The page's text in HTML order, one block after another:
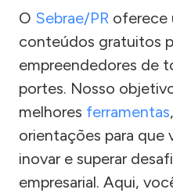
O Sebrae/PR oferece
conteúdos gratuitos
empreendedores de
portes. Nosso
melhores ferramentas
orientações para que
inovar e superar
empresarial. Aqui,